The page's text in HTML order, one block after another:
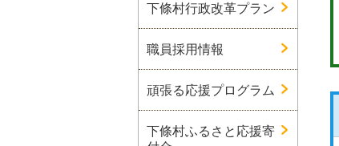
下條村行政改革プラン
職員採用情報
頑張る応援プログラム
下條村ふるさと応援寄